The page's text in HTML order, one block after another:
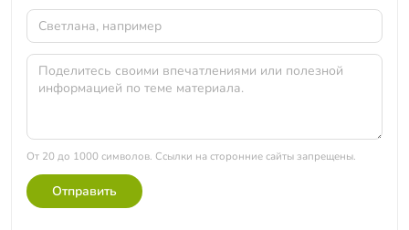
От 20 до 1000 символов. Ссылки на сторонние сайты запрещены.
Отправить